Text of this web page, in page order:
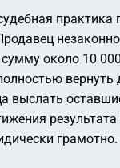
практика
около 10
вернуть
выслать
грамотно.